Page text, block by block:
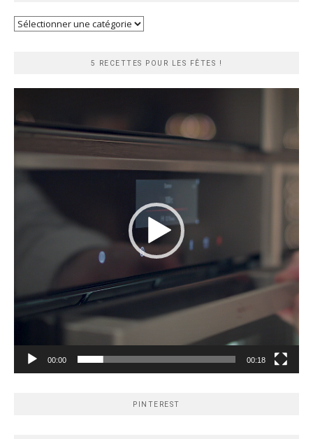
Recherche
5 RECETTES POUR LES FÊTES !
00:00 00:18
PINTEREST